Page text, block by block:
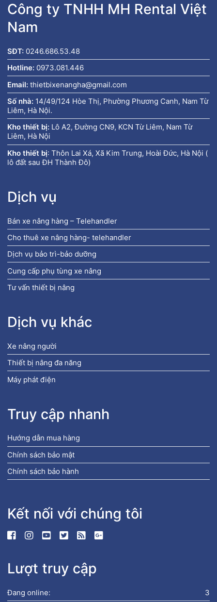
Công ty TNHH MH Rental Việt
Nam
SĐT: 0246.686.53.48
Hotline: 0973.081.446
Email: thietbixenangha@gmail.com
Số nhà: 14/49/124 Hòe Thị, Phường Phương Canh, Nam Từ
Liêm, Hà Nội.
Kho thiết bị: Lô A2, Đường CN9, KCN Từ Liêm, Nam Từ
Liêm, Hà Nội
Kho thiết bị: Thôn Lai Xá, Xã Kim Trung, Hoài Đức, Hà Nội (
lô đất sau ĐH Thành Đô)
Dịch vụ
Bán xe nâng hàng – Telehandler
Cho thuê xe nâng hàng- telehandler
Dịch vụ bảo trì-bảo dưỡng
Cung cấp phụ tùng xe nâng
Tư vấn thiết bị nâng
Dịch vụ khác
Xe nâng người
Thiết bị nâng đa năng
Máy phát điện
Truy cập nhanh
Hướng dẫn mua hàng
Chính sách bảo mật
Chính sách bảo hành
Kết nối với chúng tôi
Lượt truy cập
3
Đang online: